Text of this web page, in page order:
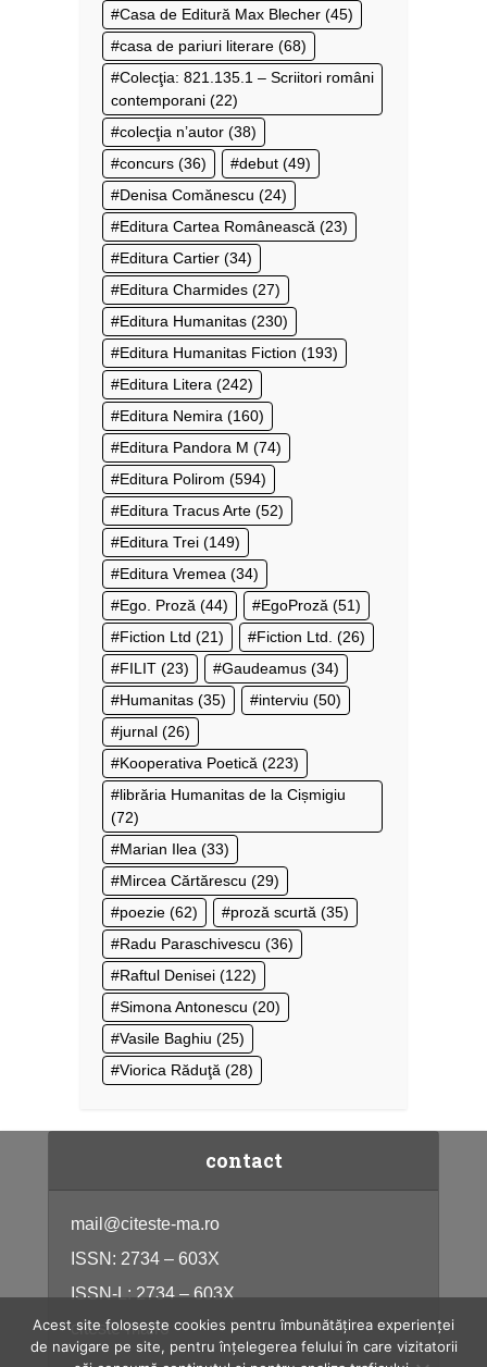
Casa de Editură Max Blecher (45)
casa de pariuri literare (68)
Colecţia: 821.135.1 – Scriitori români
contemporani (22)
colecţia n’autor (38)
concurs (36) debut (49)
Denisa Comănescu (24)
Editura Cartea Românească (23)
Editura Cartier (34)
Editura Charmides (27)
Editura Humanitas (230)
Editura Humanitas Fiction (193)
Editura Litera (242)
Editura Nemira (160)
Editura Pandora M (74)
Editura Polirom (594)
Editura Tracus Arte (52)
Editura Trei (149)
Editura Vremea (34)
Ego. Proză (44) EgoProză (51)
Fiction Ltd (21) Fiction Ltd. (26)
FILIT (23) Gaudeamus (34)
Humanitas (35) interviu (50)
jurnal (26)
Kooperativa Poetică (223)
librăria Humanitas de la Cișmigiu
(72)
Marian Ilea (33)
Mircea Cărtărescu (29)
poezie (62) proză scurtă (35)
Radu Paraschivescu (36)
Raftul Denisei (122)
Simona Antonescu (20)
Vasile Baghiu (25)
Viorica Răduţă (28)
contact
mail@citeste-ma.ro
ISSN: 2734 – 603X
ISSN-L: 2734 – 603X
citeste-ma.ro
Acest site folosește cookies pentru îmbunătățirea experienței
de navigare pe site, pentru înțelegerea felului în care vizitatorii